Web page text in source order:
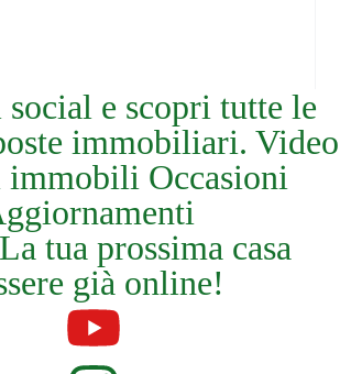
social e scopri tutte le
immobiliari. Video
Occasioni
tua prossima casa
già online!